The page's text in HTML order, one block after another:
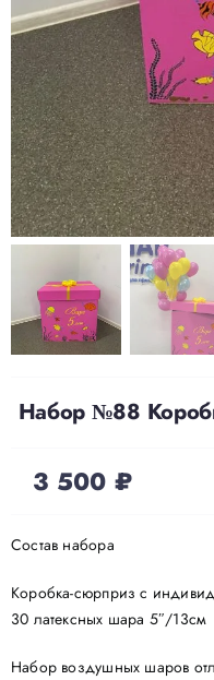
Отзывы
Контакты
Политика
Набор №88
3 500 ₽
Состав набора
Коробка-сюрприз с
30 латексных шара 5″/13см
Набор воздушных шаров